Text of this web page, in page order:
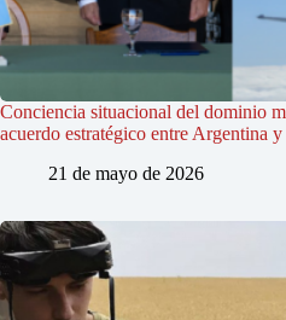
Conciencia situacional del dominio
acuerdo estratégico entre Argentina
21 de mayo de 2026